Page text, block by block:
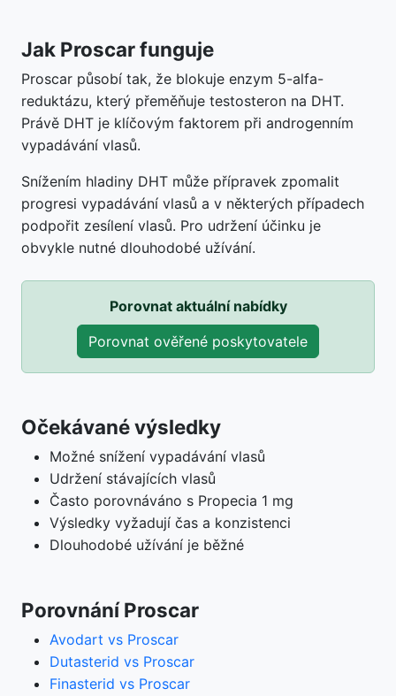
Jak Proscar funguje
Proscar působí tak, že blokuje enzym 5-alfa-
reduktázu, který přeměňuje testosteron na DHT.
Právě DHT je klíčovým faktorem při androgenním
vypadávání vlasů.
Snížením hladiny DHT může přípravek zpomalit
progresi vypadávání vlasů a v některých případech
podpořit zesílení vlasů. Pro udržení účinku je
obvykle nutné dlouhodobé užívání.
Porovnat aktuální nabídky
Porovnat ověřené poskytovatele
Očekávané výsledky
Možné snížení vypadávání vlasů
Udržení stávajících vlasů
Často porovnáváno s Propecia 1 mg
Výsledky vyžadují čas a konzistenci
Dlouhodobé užívání je běžné
Porovnání Proscar
Avodart vs Proscar
Dutasterid vs Proscar
Finasterid vs Proscar